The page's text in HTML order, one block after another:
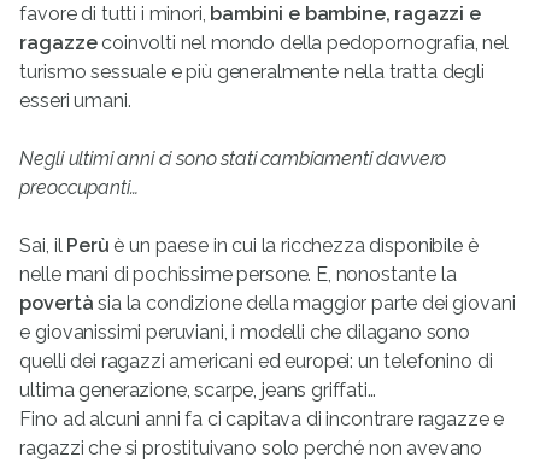
favore di tutti i minori, bambini e bambine, ragazzi e
ragazzecoinvolti nel mondo della pedopornografia, nel
turismo sessuale e più generalmente nella tratta degli
esseri umani.
Negli ultimi anni ci sono stati cambiamenti davvero
preoccupanti…
Sai, il Perù è un paese in cui la ricchezza disponibile è
nelle mani di pochissime persone. E, nonostante la
povertà sia la condizione della maggior parte dei giovani
e giovanissimi peruviani, i modelli che dilagano sono
quelli dei ragazzi americani ed europei: un telefonino di
ultima generazione, scarpe, jeans griffati…
Fino ad alcuni anni fa ci capitava di incontrare ragazze e
ragazzi che si prostituivano solo perché non avevano